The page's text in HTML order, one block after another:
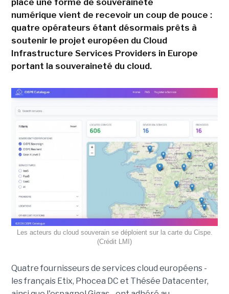
place une forme de souveraineté
numérique vient de recevoir un coup de pouce :
quatre opérateurs étant désormais prêts à
soutenir le projet européen du Cloud
Infrastructure Services Providers in Europe
portant la souveraineté du cloud.
Les acteurs du cloud souverain se déploient sur la carte du Cispe.
(Crédit LMI)
Quatre fournisseurs de services cloud européens -
les français Etix, Phocea DC et Thésée Datacenter,